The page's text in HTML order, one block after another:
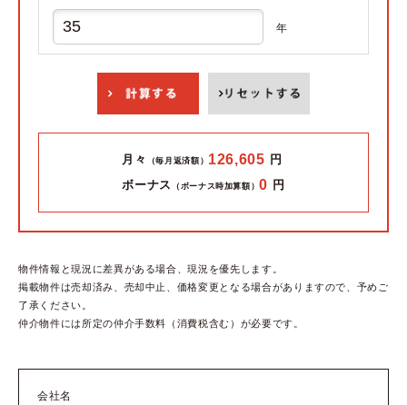
年
月々 （毎月返済額） 126,605 円
ボーナス
（ボーナス時加算額）0 円
物件情報と現況に差異がある場合、現況を優先します。
掲載物件は売却済み、売却中止、価格変更となる場合がありますので、予めご
了承ください。
仲介物件には所定の仲介手数料（消費税含む）が必要です。
会社名